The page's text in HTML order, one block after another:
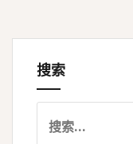
搜索